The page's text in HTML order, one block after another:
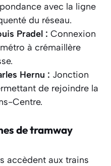
avec la ligne
du réseau.
Pradel : Connexion
à crémaillère
Hernu : Jonction
de rejoindre la
Centre.
de tramway
accèdent aux trains